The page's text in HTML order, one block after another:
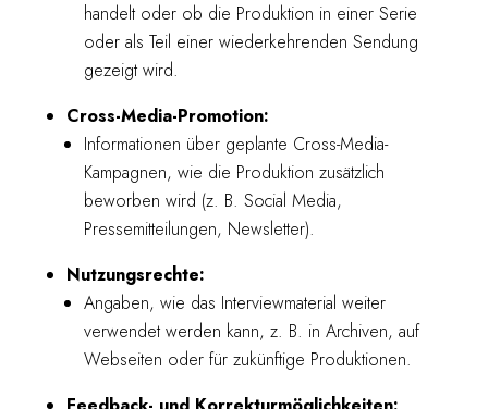
handelt oder ob die Produktion in einer Serie
oder als Teil einer wiederkehrenden Sendung
gezeigt wird.
Cross-Media-Promotion:
Informationen über geplante Cross-Media-
Kampagnen, wie die Produktion zusätzlich
beworben wird (z. B. Social Media,
Pressemitteilungen, Newsletter).
Nutzungsrechte:
Angaben, wie das Interviewmaterial weiter
verwendet werden kann, z. B. in Archiven, auf
Webseiten oder für zukünftige Produktionen.